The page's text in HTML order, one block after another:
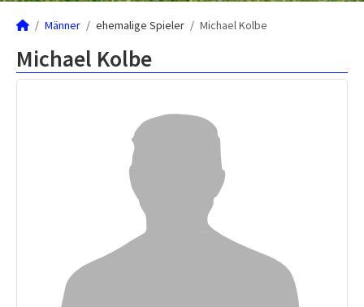
Männer ehemalige Spieler Michael Kolbe
Michael Kolbe